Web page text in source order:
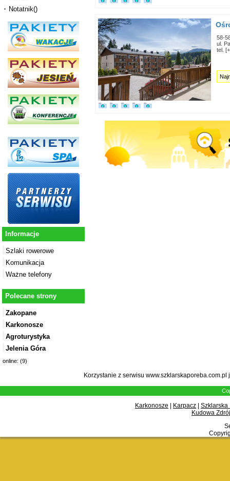
Notatnik()
Informacje
Szlaki rowerowe
Komunikacja
Ważne telefony
Polecane strony
Zakopane
Karkonosze
Agroturystyka
Jelenia Góra
online: (9)
58-
ul.
tel.
Korzystanie z serwisu
Karkonosze Karpacz
Szklarska
Kudowa